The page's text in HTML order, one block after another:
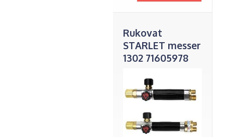
Rukovat
STARLET messer
1302 71605978